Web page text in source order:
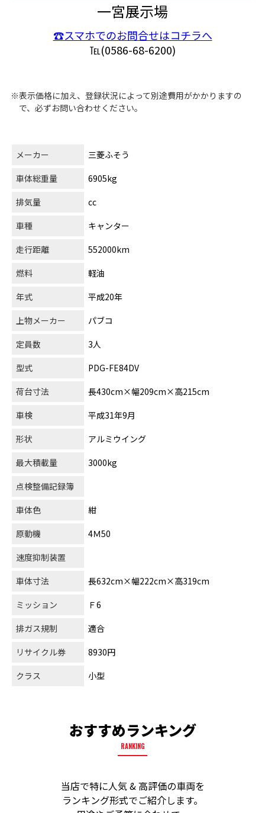
一宮展示場
☎スマホでのお問合せはコチラへ
℡(0586-68-6200)
※表示価格に加え、登録状況によって別途費用がかかりますの
で、必ずお問い合わせください。
メーカー
三菱ふそう
車体総重量
6905kg
排気量
cc
車種
キャンター
走行距離
552000km
燃料
軽油
年式
平成20年
上物メーカー
パブコ
定員数
3人
型式
PDG-FE84DV
荷台寸法
長430cm×幅209cm×高215cm
車検
平成31年9月
形状
アルミウイング
最大積載量
3000kg
点検整備記録簿
車体色
紺
原動機
4Ｍ50
速度抑制装置
車体寸法
長632cm×幅222cm×高319cm
ミッション
Ｆ6
排ガス規制
適合
リサイクル券
8930円
クラス
小型
おすすめランキング
RANKING
当店で特に人気 & 高評価の車両を
ランキング形式でご紹介します。